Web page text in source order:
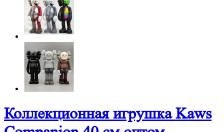
Коллекционная игрушка Kaws